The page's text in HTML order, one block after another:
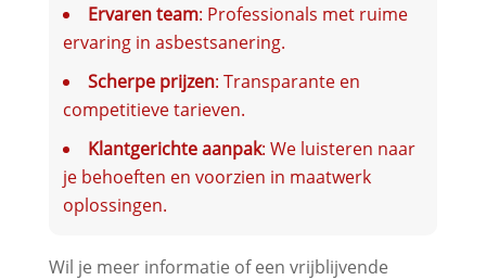
Ervaren team: Professionals met ruime
ervaring in asbestsanering.
Scherpe prijzen: Transparante en
competitieve tarieven.
Klantgerichte aanpak: We luisteren naar
je behoeften en voorzien in maatwerk
oplossingen.
Wil je meer informatie of een vrijblijvende